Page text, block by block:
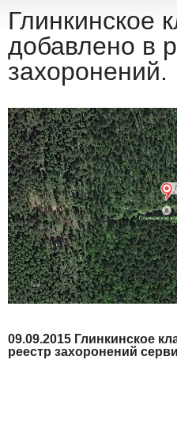
Глинкинское
добавлено в
захоронений.
09.09.2015 Глинкинское
реестр захоронений